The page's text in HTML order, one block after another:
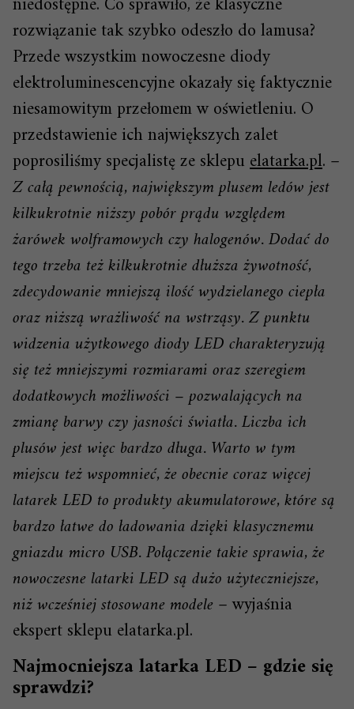
rozwiązanie tak szybko odeszło do lamusa?
Przede wszystkim nowoczesne diody
elektroluminescencyjne okazały się faktycznie
niesamowitym przełomem w oświetleniu. O
przedstawienie ich największych zalet
poprosiliśmy specjalistę ze sklepuelatarka.pl. –
Z całą pewnością, największym plusem ledów jest
kilkukrotnie niższy pobór prądu względem
żarówek wolframowych czy halogenów. Dodać do
tego trzeba też kilkukrotnie dłuższa żywotność,
zdecydowanie mniejszą ilość wydzielanego ciepła
oraz niższą wrażliwość na wstrząsy. Z punktu
widzenia użytkowego diody LED charakteryzują
się też mniejszymi rozmiarami oraz szeregiem
dodatkowych możliwości – pozwalających na
zmianę barwy czy jasności światła. Liczba ich
plusów jest więc bardzo długa. Warto w tym
miejscu też wspomnieć, że obecnie coraz więcej
latarek LED to produkty akumulatorowe, które są
bardzo łatwe do ładowania dzięki klasycznemu
gniazdu micro USB. Połączenie takie sprawia, że
nowoczesne latarki LED są dużo użyteczniejsze,
niż wcześniej stosowane modele– wyjaśnia
ekspert sklepu elatarka.pl.
Najmocniejsza latarka LED – gdzie się
sprawdzi?